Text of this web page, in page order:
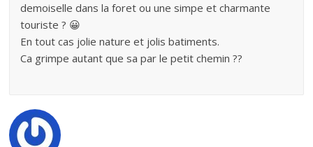
demoiselle dans la foret ou une simpe et charmante
touriste ? 😀
En tout cas jolie nature et jolis batiments.
Ca grimpe autant que sa par le petit chemin ??